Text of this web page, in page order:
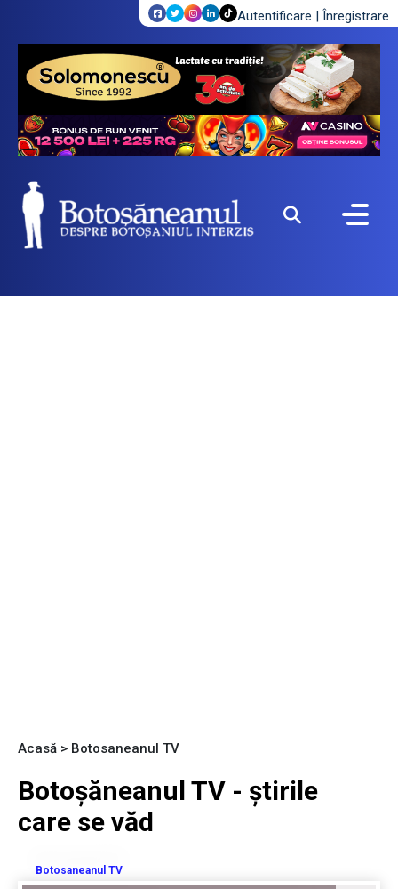
Autentificare | Înregistrare
Acasă > Botosaneanul TV
Botoșăneanul TV - știrile
care se văd
Botosaneanul TV